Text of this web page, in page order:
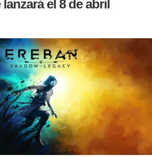
el 8 de abril